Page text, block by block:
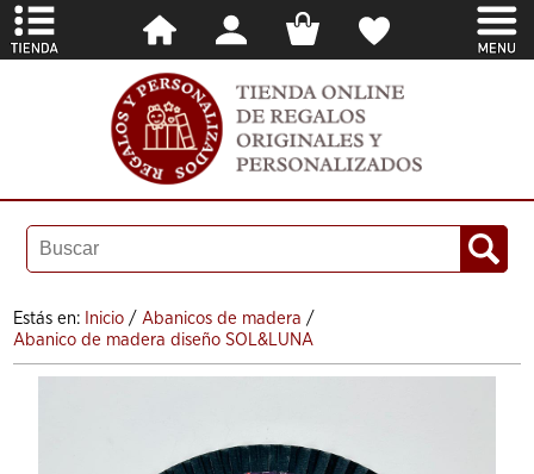
Estás en: Inicio / Abanicos de madera /
Abanico de madera diseño SOL&LUNA